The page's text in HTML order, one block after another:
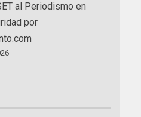
al Periodismo en
por